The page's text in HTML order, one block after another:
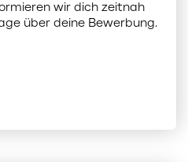
wir dich zeitnah
über deine Bewerbung.